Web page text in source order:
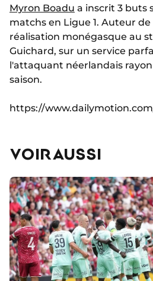
Myron Boadu a inscrit 3 buts
matchs en Ligue 1. Auteur
réalisation monégasque au
Guichard, sur un service
l'attaquant néerlandais
saison.
https://
VOIR AUSSI